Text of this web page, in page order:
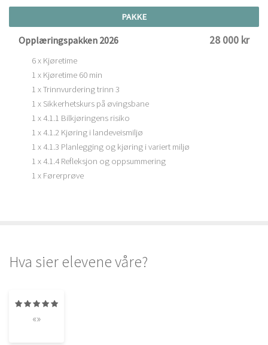
PAKKE
Opplæringspakken 2026
6 x Kjøretime
1 x Kjøretime 60 min
1 x Trinnvurdering trinn 3
1 x Sikkerhetskurs på øvingsbane
1 x 4.1.1 Bilkjøringens risiko
1 x 4.1.2 Kjøring i landeveismiljø
1 x 4.1.3 Planlegging og kjøring i variert miljø
1 x 4.1.4 Refleksjon og oppsummering
1 x Førerprøve
28 000 kr
Hva sier elevene våre?
«»